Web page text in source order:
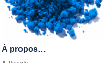
À propos…